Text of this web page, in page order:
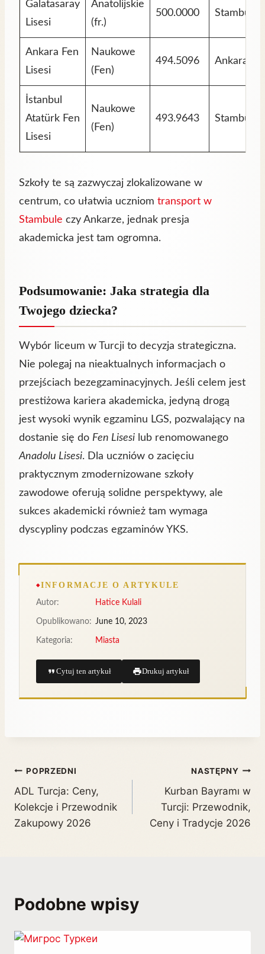
Galatasaray
Lisesi
Anatolijskie
(fr.)
500.0000 Stambuł
Ankara Fen
Lisesi
Naukowe
(Fen)
494.5096 Ankara
İstanbul
Atatürk Fen
Lisesi
Naukowe
(Fen)
493.9643 Stambuł
Szkoły te są zazwyczaj zlokalizowane w
centrum, co ułatwia uczniom transport w
Stambule czy Ankarze, jednak presja
akademicka jest tam ogromna.
Podsumowanie: Jaka strategia dla
Twojego dziecka?
Wybór liceum w Turcji to decyzja strategiczna.
Nie polegaj na nieaktualnych informacjach o
przejściach bezegzaminacyjnych. Jeśli celem jest
prestiżowa kariera akademicka, jedyną drogą
jest wysoki wynik egzaminu LGS, pozwalający na
dostanie się do Fen Lisesi lub renomowanego
Anadolu Lisesi. Dla uczniów o zacięciu
praktycznym zmodernizowane szkoły
zawodowe oferują solidne perspektywy, ale
sukces akademicki również tam wymaga
dyscypliny podczas egzaminów YKS.
INFORMACJE O ARTYKULE
Autor: Hatice Kulali
Opublikowano: June 10, 2023
Kategoria: Miasta
Cytuj ten artykuł Drukuj artykuł
POPRZEDNI
ADL Turcja: Ceny,
Kolekcje i Przewodnik
Zakupowy 2026
NASTĘPNY
Kurban Bayramı w
Turcji: Przewodnik,
Ceny i Tradycje 2026
Podobne wpisy